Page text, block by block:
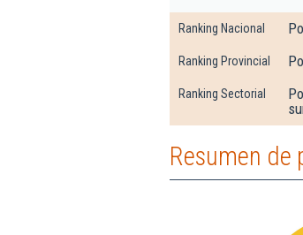
Ranking Nacional
Ranking Provincial
Ranking Sectorial
Resumen de